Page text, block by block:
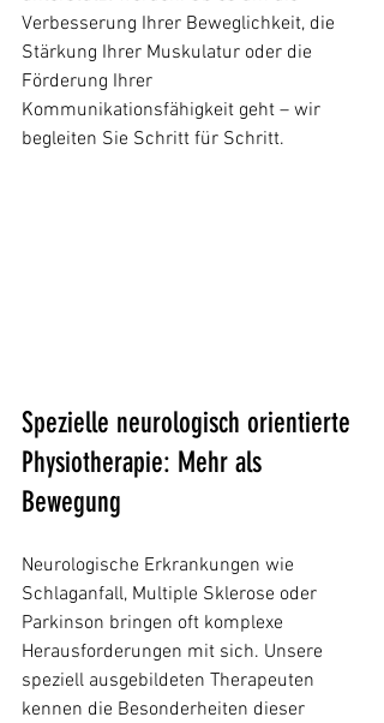
Verbesserung Ihrer Beweglichkeit, die
Stärkung Ihrer Muskulatur oder die
Förderung Ihrer
Kommunikationsfähigkeit geht – wir
begleiten Sie Schritt für Schritt.
Spezielle neurologisch orientierte
Physiotherapie: Mehr als
Bewegung
Neurologische Erkrankungen wie
Schlaganfall, Multiple Sklerose oder
Parkinson bringen oft komplexe
Herausforderungen mit sich. Unsere
speziell ausgebildeten Therapeuten
kennen die Besonderheiten dieser